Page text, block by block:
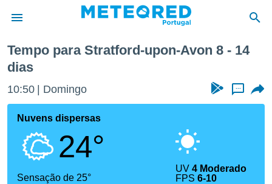
da
foi
para
fornecidas
Tempo para Stratford-upon-Avon 8 - 14
dias
10:50 Domingo ...
Nuvens dispersas
24°
Sensação de 25°
UV4 Moderado
FPS6-10